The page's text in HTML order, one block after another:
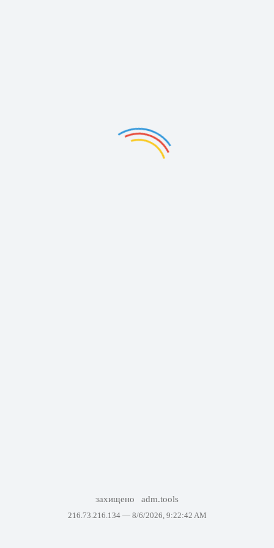
захищено adm.tools
216.73.216.134 — 8/6/2026, 9:22:42 AM